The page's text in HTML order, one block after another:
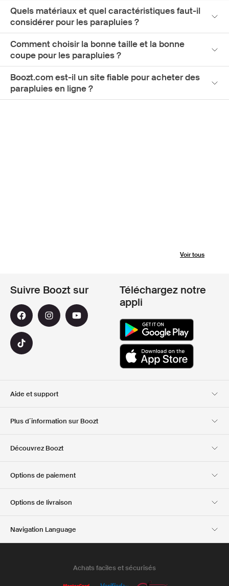
Quels matériaux et quel caractéristiques faut-il
considérer pour les parapluies ?
Comment choisir la bonne taille et la bonne
coupe pour les parapluies ?
Boozt.com est-il un site fiable pour acheter des
parapluies en ligne ?
Voir tous
Aide et support
Plus d´information sur Boozt
Club Boozt
Découvrez Boozt
Suivre Boozt sur
Téléchargez notre
appli
Options de paiement
Options de livraison
Navigation Language
Achats faciles et sécurisés